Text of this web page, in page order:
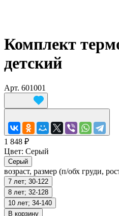
Комплект
детский
Арт. 601001
1 848 ₽
Цвет: Серый
Серый
возраст, размер (п/обх груди,
7 лет; 30-122
8 лет; 32-128
10 лет; 34-140
В корзину